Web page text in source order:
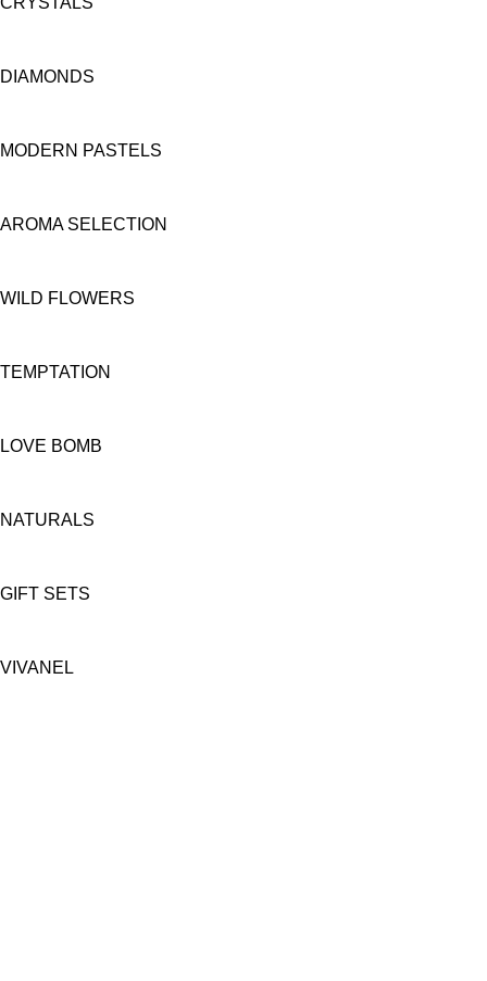
DIAMONDS
MODERN PASTELS
AROMA SELECTION
WILD FLOWERS
TEMPTATION
LOVE BOMB
NATURALS
GIFT SETS
VIVANEL